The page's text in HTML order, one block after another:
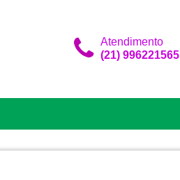
Atendimento
(21) 996221565